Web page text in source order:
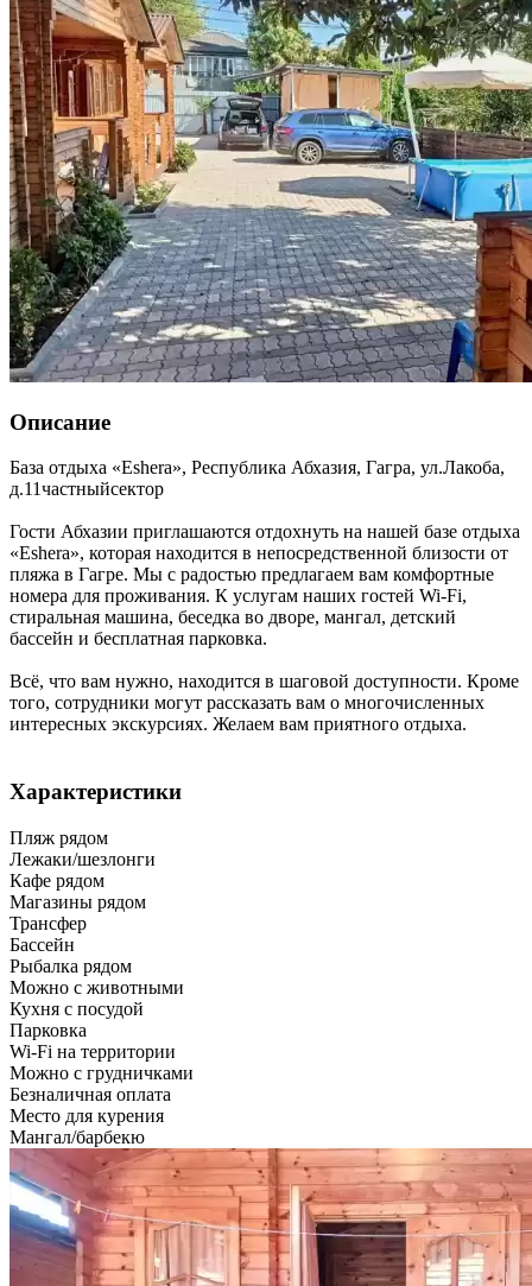
Описание
База отдыха «Eshera», Республика Абхазия, Гагра, ул.Лакоба,
д.11частныйсектор
Гости Абхазии приглашаются отдохнуть на нашей базе отдыха
«Eshera», которая находится в непосредственной близости от
пляжа в Гагре. Мы с радостью предлагаем вам комфортные
номера для проживания. К услугам наших гостей Wi-Fi,
стиральная машина, беседка во дворе, мангал, детский
бассейн и бесплатная парковка.
Всё, что вам нужно, находится в шаговой доступности. Кроме
того, сотрудники могут рассказать вам о многочисленных
интересных экскурсиях. Желаем вам приятного отдыха.
Характеристики
Пляж рядом
Лежаки/шезлонги
Кафе рядом
Магазины рядом
Трансфер
Бассейн
Рыбалка рядом
Можно с животными
Кухня с посудой
Парковка
Wi-Fi на территории
Можно с грудничками
Безналичная оплата
Место для курения
Мангал/барбекю